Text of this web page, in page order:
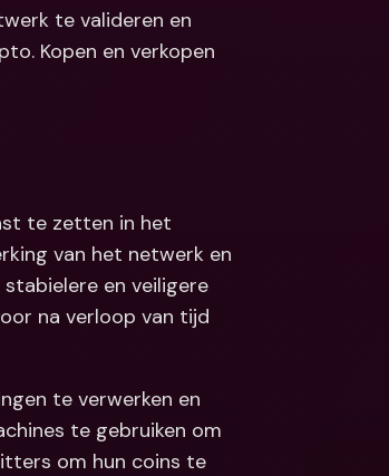
bankrekeningen
te valideren en
Kopen en verkopen
te zetten in het
van het netwerk en
en veiligere
na verloop van tijd
te verwerken en
te gebruiken om
om hun coins te